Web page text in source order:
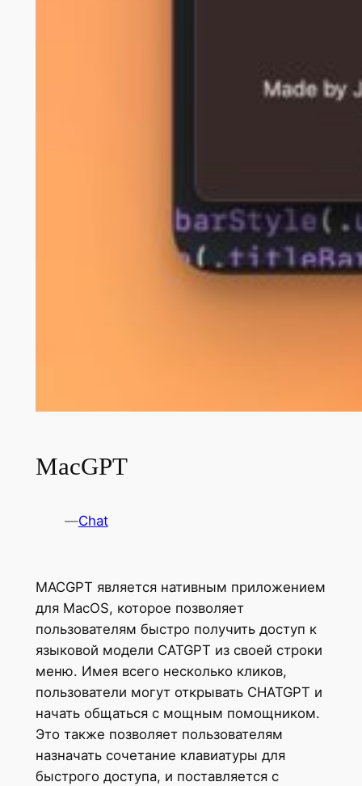
MacGPT
—Chat
MACGPT является нативным приложением
для MacOS, которое позволяет
пользователям быстро получить доступ к
языковой модели CATGPT из своей строки
меню. Имея всего несколько кликов,
пользователи могут открывать CHATGPT и
начать общаться с мощным помощником.
Это также позволяет пользователям
назначать сочетание клавиатуры для
быстрого доступа, и поставляется с